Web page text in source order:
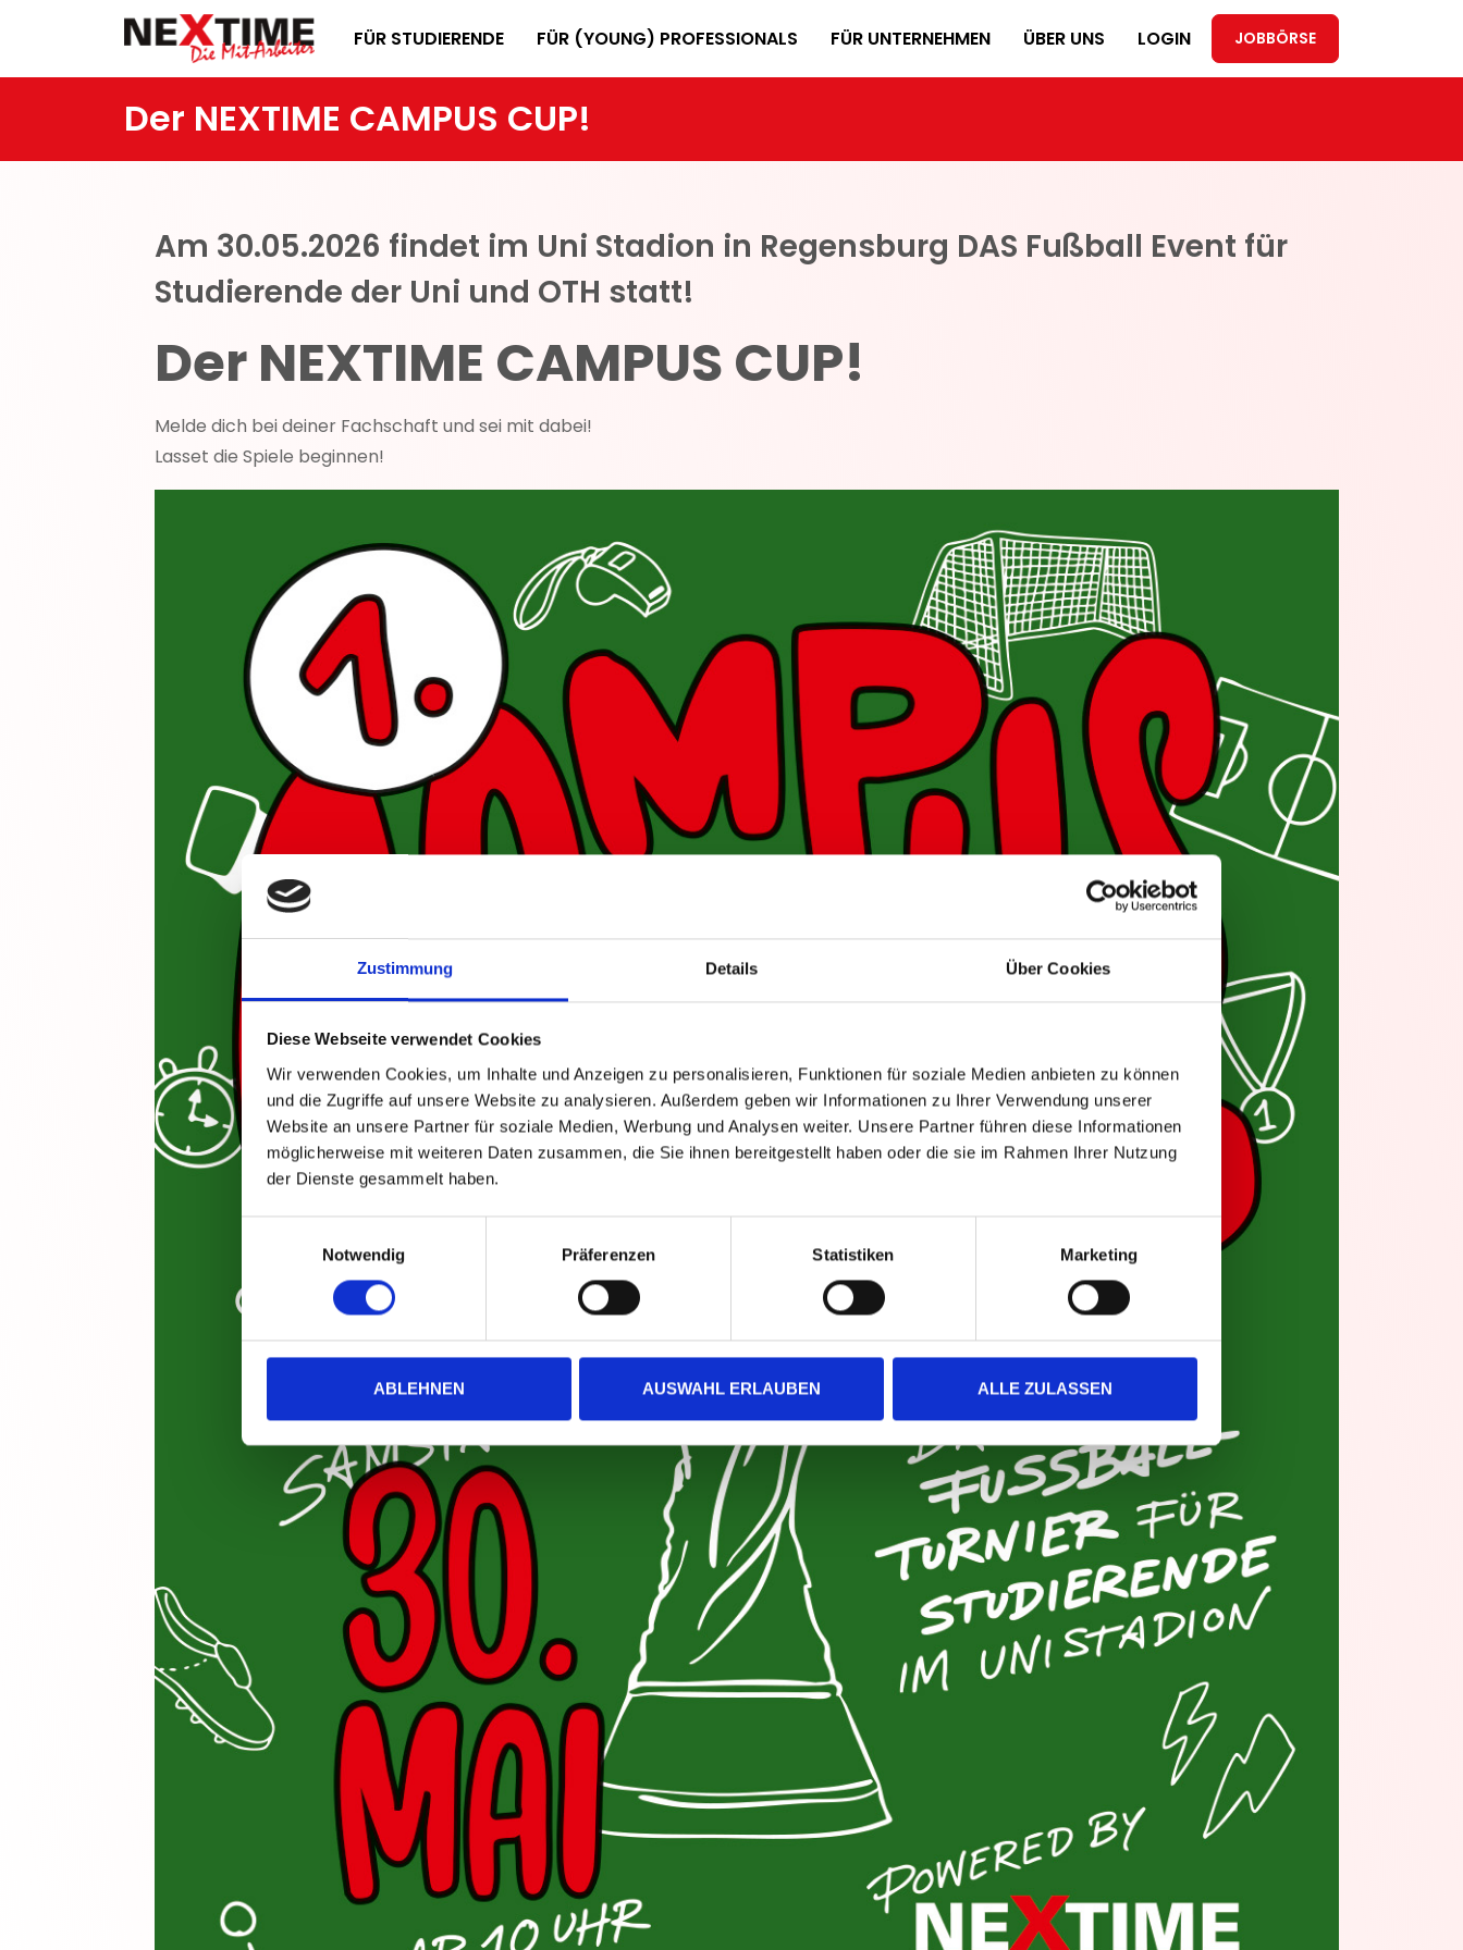
Zustimmung Details Über Cookies
Diese Webseite verwendet Cookies
Wir verwenden Cookies, um Inhalte und Anzeigen zu personalisieren, Funktionen für soziale Medien anbieten zu können
und die Zugriffe auf unsere Website zu analysieren. Außerdem geben wir Informationen zu Ihrer Verwendung unserer
Website an unsere Partner für soziale Medien, Werbung und Analysen weiter. Unsere Partner führen diese Informationen
möglicherweise mit weiteren Daten zusammen, die Sie ihnen bereitgestellt haben oder die sie im Rahmen Ihrer Nutzung
der Dienste gesammelt haben.
Notwendig
Präferenzen Statistiken Marketing
ABLEHNEN AUSWAHL ERLAUBEN ALLE ZULASSEN
FÜR STUDIERENDE FÜR (YOUNG) PROFESSIONALS FÜR UNTERNEHMEN ÜBER UNS LOGIN JOBBÖRSE
Der NEXTIME CAMPUS CUP!
Am 30.05.2026 findet im Uni Stadion in Regensburg DAS Fußball Event für
Studierende der Uni und OTH statt!
Der NEXTIME CAMPUS CUP!
Melde dich bei deiner Fachschaft und sei mit dabei!
Lasset die Spiele beginnen!